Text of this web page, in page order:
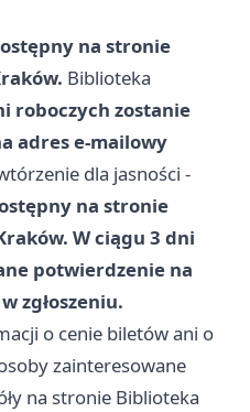
na stronie
Biblioteka
roboczych zostanie
adres e-mailowy
dla jasności -
na stronie
W ciągu 3 dni
potwierdzenie na
zgłoszeniu.
o cenie biletów ani o
zainteresowane
na stronie Biblioteka